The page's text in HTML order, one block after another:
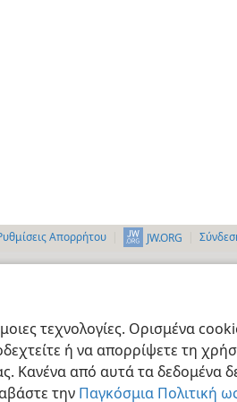
τεχνολογίες. Ορισμένα
ή να απορρίψετε τη
Κανένα από αυτά τα δεδομένα
την Παγκόσμια Πολιτική
Απορρήτου JW.ORG